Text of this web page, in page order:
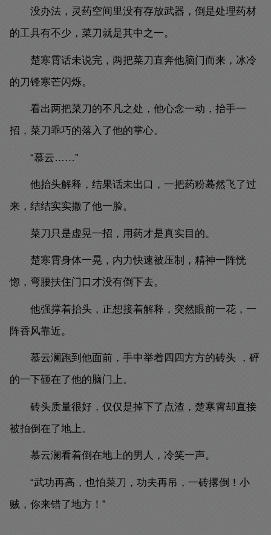
没办法，灵药空间里没有存放武器，倒是处理药材
的工具有不少，菜刀就是其中之一。
楚寒霄话未说完，两把菜刀直奔他脑门而来，冰冷
的刀锋寒芒闪烁。
看出两把菜刀的不凡之处，他心念一动，抬手一
招，菜刀乖巧的落入了他的掌心。
“慕云……”
他抬头解释，结果话未出口，一把药粉蓦然飞了过
来，结结实实撒了他一脸。
菜刀只是虚晃一招，用药才是真实目的。
楚寒霄身体一晃，内力快速被压制，精神一阵恍
惚，弯腰扶住门口才没有倒下去。
他强撑着抬头，正想接着解释，突然眼前一花，一
阵香风靠近。
慕云澜跑到他面前，手中举着四四方方的砖头 ，砰
的一下砸在了他的脑门上。
砖头质量很好，仅仅是掉下了点渣，楚寒霄却直接
被拍倒在了地上。
慕云澜看着倒在地上的男人，冷笑一声。
“武功再高，也怕菜刀，功夫再吊，一砖撂倒！小
贼，你来错了地方！”